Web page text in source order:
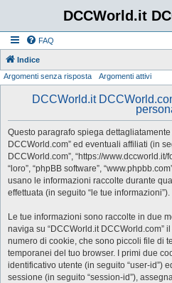
DCCWorld.it
FAQ
Indice
Argomenti senza risposta Argomenti attivi
DCCWorld.it
Questo paragrafo spiega
DCCWorld.com” ed eventuali affiliati (in
DCCWorld.com”, “https://www.dccworld.it/
“loro”, “phpBB software”,
usano le informazioni raccolte durante
effettuata (in seguito “le tue informazioni”).
Le tue informazioni sono raccolte in due
naviga su “DCCWorld.it DCCWorld.com”
numero di cookie, che sono piccoli file di
temporanei del tuo browser. I primi due
identificativo utente (in seguito “user-id”)
sessione (in seguito “session-id”),